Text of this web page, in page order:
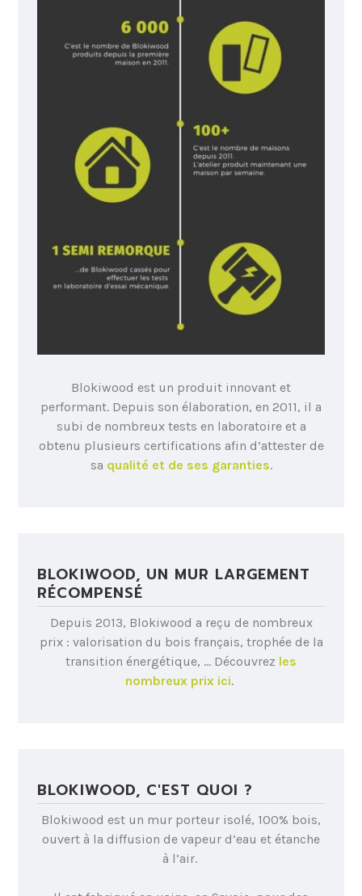
Blokiwood est un produit innovant et
performant. Depuis son élaboration, en 2011, il a
subi de nombreux tests en laboratoire et a
obtenu plusieurs certifications afin d’attester de
sa qualité et de ses garanties.
BLOKIWOOD, UN MUR LARGEMENT
RÉCOMPENSÉ
Depuis 2013, Blokiwood a reçu de nombreux
prix : valorisation du bois français, trophée de la
transition énergétique, … Découvrez les
nombreux prix ici.
BLOKIWOOD, C'EST QUOI ?
Blokiwood est un mur porteur isolé, 100% bois,
ouvert à la diffusion de vapeur d’eau et étanche
à l’air.